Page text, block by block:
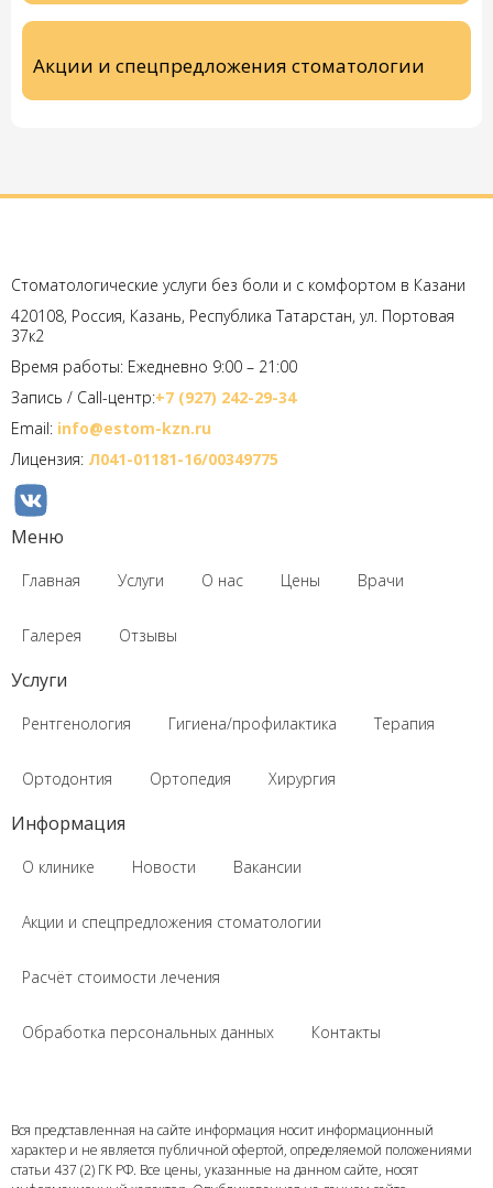
Акции и спецпредложения стоматологии
Стоматологические услуги без боли и с комфортом в Казани
420108, Россия, Казань, Республика Татарстан, ул. Портовая
37к2
Время работы: Ежедневно 9:00 – 21:00
Запись / Call-центр:+7 (927) 242-29-34
Email: info@estom-kzn.ru
Лицензия: Л041-01181-16/00349775
Меню
Главная Услуги О нас Цены Врачи
Галерея Отзывы
Услуги
Рентгенология Гигиена/профилактика Терапия
Ортодонтия Ортопедия Хирургия
Информация
О клинике Новости Вакансии
Акции и спецпредложения стоматологии
Расчёт стоимости лечения
Обработка персональных данных Контакты
Вся представленная на сайте информация носит информационный
характер и не является публичной офертой, определяемой положениями
статьи 437 (2) ГК РФ. Все цены, указанные на данном сайте, носят